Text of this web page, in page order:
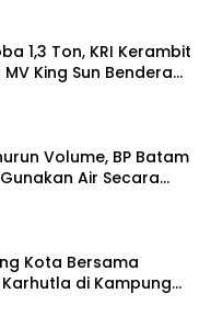
1,3 Ton, KRI Kerambit
King Sun Bendera
Volume, BP Batam
Air Secara
Kota Bersama
di Kampung